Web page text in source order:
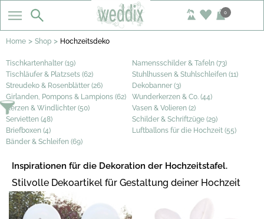
0
Home > Shop > Hochzeitsdeko
Tischkartenhalter (19)
Namensschilder & Tafeln (73)
Tischläufer & Platzsets (62)
Stuhlhussen & Stuhlschleifen (11)
Streudeko & Rosenblätter (26)
Dekobanner (3)
Girlanden, Pompons & Lampions (62)
Wunderkerzen & Co. (44)
Kerzen & Windlichter (50)
Vasen & Volieren (2)
Servietten (48)
Schilder & Schriftzüge (29)
Briefboxen (4)
Luftballons für die Hochzeit (55)
Bänder & Schleifen (69)
Inspirationen für die Dekoration der Hochzeitstafel.
Stilvolle Dekoartikel für Gestaltung deiner Hochzeit